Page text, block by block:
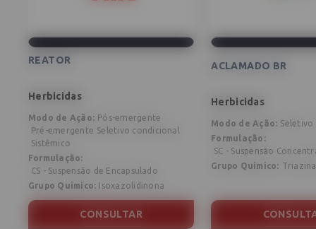
REATOR
Herbicidas
Modo de Ação: Pós-emergente
Pré-emergente Seletivo condicional
Sistêmico
Formulação:
CS - Suspensão de Encapsulado
Grupo Químico: Isoxazolidinona
CONSULTAR
ACLAMADO BR
Herbicidas
Modo de Ação: Seletivo
Formulação :
SC - Suspensão
Grupo Químico: Triazina